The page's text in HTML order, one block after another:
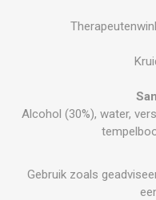
Alcohol (30%), water,
Gebruik zoals